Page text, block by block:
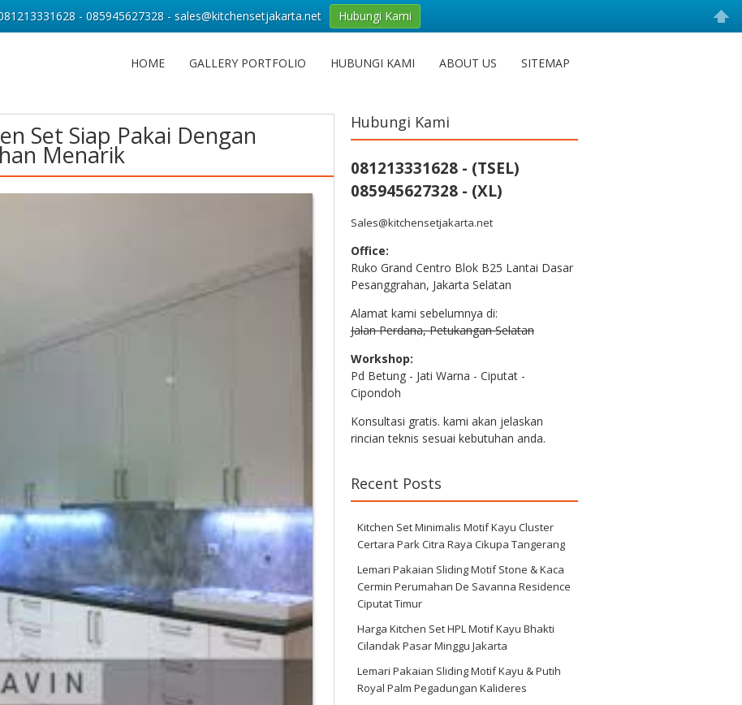
HOME GALLERY PORTFOLIO HUBUNGI KAMI ABOUT US SITEMAP
Set Siap Pakai Dengan
Menarik
Hubungi Kami
081213331628 - (TSEL)
085945627328 - (XL)
Sales@kitchensetjakarta.net
Office:
Ruko Grand Centro Blok B25 Lantai Dasar
Pesanggrahan, Jakarta Selatan
Alamat kami sebelumnya di:
Jalan Perdana, Petukangan Selatan
Workshop:
Pd Betung - Jati Warna - Ciputat -
Cipondoh
Konsultasi gratis. kami akan jelaskan
rincian teknis sesuai kebutuhan anda.
Recent Posts
Kitchen Set Minimalis Motif Kayu Cluster
Certara Park Citra Raya Cikupa Tangerang
Lemari Pakaian Sliding Motif Stone & Kaca
Cermin Perumahan De Savanna Residence
Ciputat Timur
Harga Kitchen Set HPL Motif Kayu Bhakti
Cilandak Pasar Minggu Jakarta
Lemari Pakaian Sliding Motif Kayu & Putih
Royal Palm Pegadungan Kalideres
- 085945627328 - sales@kitchensetjakarta.net Hubungi Kami